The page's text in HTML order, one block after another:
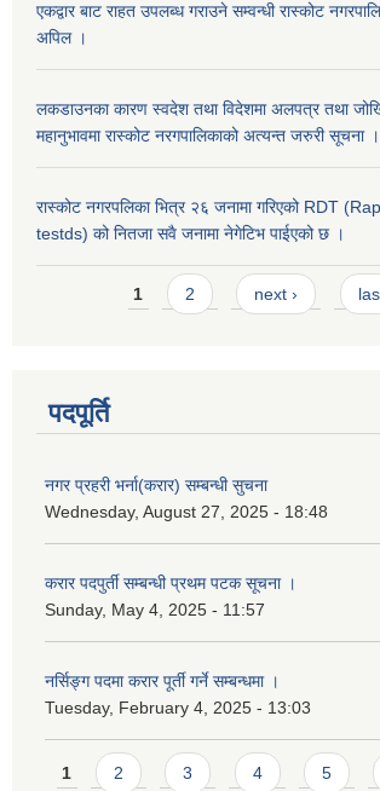
एकद्वार बाट राहत उपलब्ध गराउने सम्वन्धी रास्कोट
अपिल ।
लकडाउनका कारण स्वदेश तथा विदेशमा अलपत्र तथा
महानुभावमा रास्कोट नरगपालिकाको अत्यन्त जरुरी सूचना ।
रास्कोट नगरपलिका भित्र २६ जनामा गरिएको RDT
testds) को नितजा सवै जनामा नेगेटिभ पाईएको छ ।
Pages1 2 next ›
पदपूर्ति
नगर प्रहरी भर्ना(करार) सम्बन्धी सुचना
Wednesday, August 27, 2025 - 18:48
करार पदपुर्ती सम्बन्धी प्रथम पटक सूचना ।
Sunday, May 4, 2025 - 11:57
नर्सिङ्ग पदमा करार पूर्ती गर्ने सम्बन्धमा ।
Tuesday, February 4, 2025 - 13:03
Pages
1 2 3 4 5